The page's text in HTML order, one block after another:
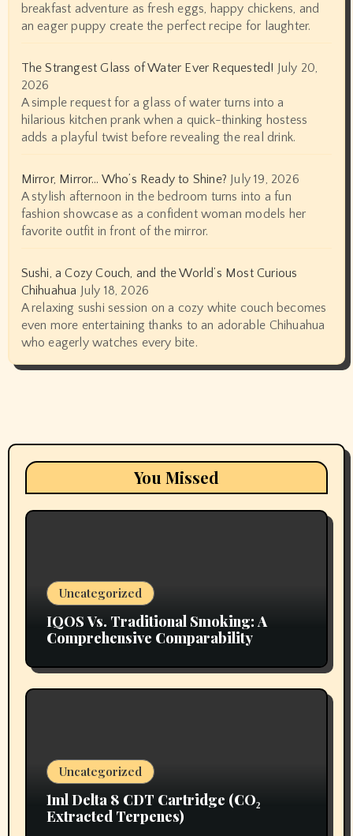
breakfast adventure as fresh eggs, happy chickens, and
an eager puppy create the perfect recipe for laughter.
The Strangest Glass of Water Ever Requested! July 20,
2026
A simple request for a glass of water turns into a
hilarious kitchen prank when a quick-thinking hostess
adds a playful twist before revealing the real drink.
Mirror, Mirror… Who’s Ready to Shine? July 19, 2026
A stylish afternoon in the bedroom turns into a fun
fashion showcase as a confident woman models her
favorite outfit in front of the mirror.
Sushi, a Cozy Couch, and the World’s Most Curious
Chihuahua July 18, 2026
A relaxing sushi session on a cozy white couch becomes
even more entertaining thanks to an adorable Chihuahua
who eagerly watches every bite.
You Missed
Uncategorized
IQOS Vs. Traditional Smoking: A
Comprehensive Comparability
Uncategorized
1ml Delta 8 CDT Cartridge (CO₂
Extracted Terpenes)